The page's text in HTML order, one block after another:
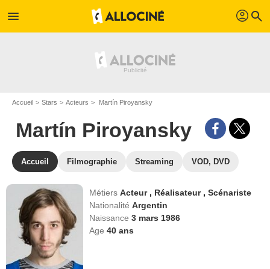
menu profil search
Accueil Stars Acteurs Martín Piroyansky
Martín Piroyansky
Accueil Filmographie Streaming VOD, DVD
MétiersActeur , Réalisateur ,Scénariste
NationalitéArgentin
Naissance3 mars 1986
Age40 ans